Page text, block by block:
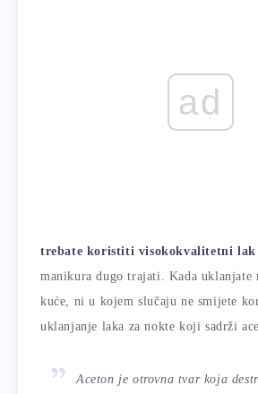
ad
trebate koristiti visokokvalitetni lak
manikura dugo trajati. Kada uklanjate
kuće, ni u kojem slučaju ne smijete
uklanjanje laka za nokte koji sadrži
Aceton je otrovna tvar koja